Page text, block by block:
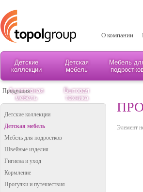
О компании
Детские
коллекции
Детская
мебель
Мебель
Адаптивная
мебель
Бытовая
техника
Продукция
Детские коллекции
Детская мебель
Мебель для подростков
Швейные изделия
Гигиена и уход
Кормление
Прогулки и путешествия
Элемент